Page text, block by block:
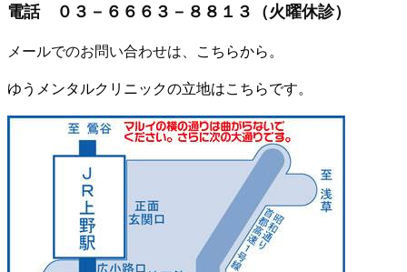
電話 ０３－６６６３－８８１３（火曜休診）
メールでのお問い合わせは、 こちらから。
ゆうメンタルクリニックの立地はこちらです。